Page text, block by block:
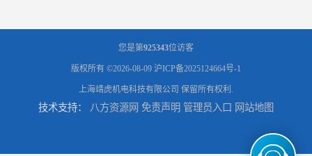
智能二氧化硫污染指数测定仪规格 美国罗迪SDI- 4-A自动SDI仪在线分析仪污染指数仪
您是第925343位访客
版权所有 ©2026-08-09 沪ICP备2025124664号-1
上海靖虎机电科技有限公司 保留所有权利.
技术支持： 八方资源网 免责声明 管理员入口 网站地图